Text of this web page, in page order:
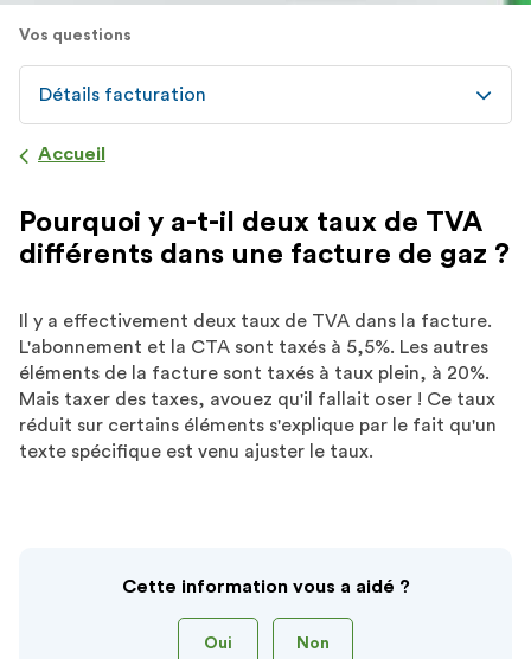
Vos questions
Détails facturation
Accueil
Pourquoi y a-t-il deux taux de TVA
différents dans une facture de gaz ?
Il y a effectivement deux taux de TVA dans la facture.
L'abonnement et la CTA sont taxés à 5,5%. Les autres
éléments de la facture sont taxés à taux plein, à 20%.
Mais taxer des taxes, avouez qu'il fallait oser ! Ce taux
réduit sur certains éléments s'explique par le fait qu'un
texte spécifique est venu ajuster le taux.
Cette information vous a aidé ?
Oui Non